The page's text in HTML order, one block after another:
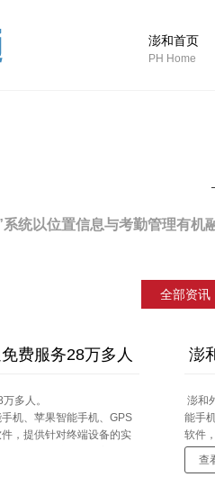
澎和首页
PH Home
系统以位置信息与考勤管理有机
全部资讯
费服务28万多人
多人。
机、苹果智能手机、GPS
，提供针对终端设备的实
管理等相关服务。主要功
）、轨迹查询、电子围
澎
澎和
能手
软件
考勤
定位
查